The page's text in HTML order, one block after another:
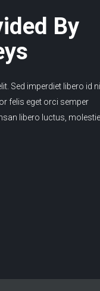
By
Sed imperdiet libero id
felis eget orci semper
libero luctus,